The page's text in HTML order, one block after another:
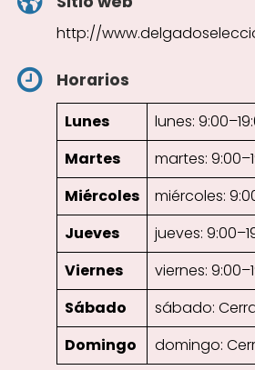
http://
Horarios
Lunes
lunes:
Martes
martes:
Miércoles
miércoles:
Jueves
jueves:
Viernes
viernes:
Sábado
sábado:
Domingo
domingo: